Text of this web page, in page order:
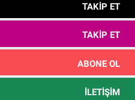
TAKIP ET
TAKIP ET
ABONE OL
İLETIŞIM